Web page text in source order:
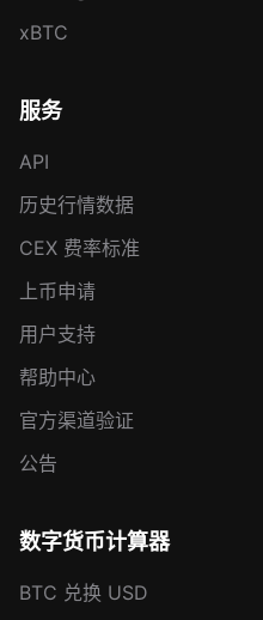
xBTC
服务
API
历史行情数据
CEX 费率标准
上币申请
用户支持
帮助中心
官方渠道验证
公告
数字货币计算器
BTC 兑换 USD